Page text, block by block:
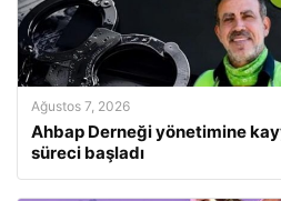
Ağustos 7, 2026
Ahbap Derneği yönetimine
süreci başladı